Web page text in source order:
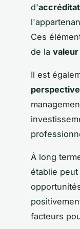
d'
Ces
de la valeur
Il est
À long
établie
facteurs